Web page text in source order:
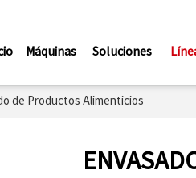
Máquinas Soluciones
de Productos Alimenticios